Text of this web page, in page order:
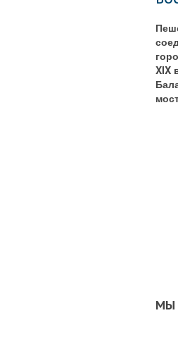
XIX
МЫ